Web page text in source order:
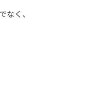
く、